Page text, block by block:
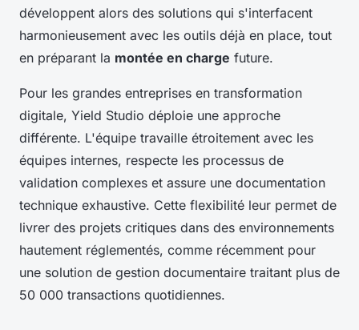
développent alors des solutions qui s'interfacent
harmonieusement avec les outils déjà en place, tout
en préparant la montée en charge future.
Pour les grandes entreprises en transformation
digitale, Yield Studio déploie une approche
différente. L'équipe travaille étroitement avec les
équipes internes, respecte les processus de
validation complexes et assure une documentation
technique exhaustive. Cette flexibilité leur permet de
livrer des projets critiques dans des environnements
hautement réglementés, comme récemment pour
une solution de gestion documentaire traitant plus de
50 000 transactions quotidiennes.